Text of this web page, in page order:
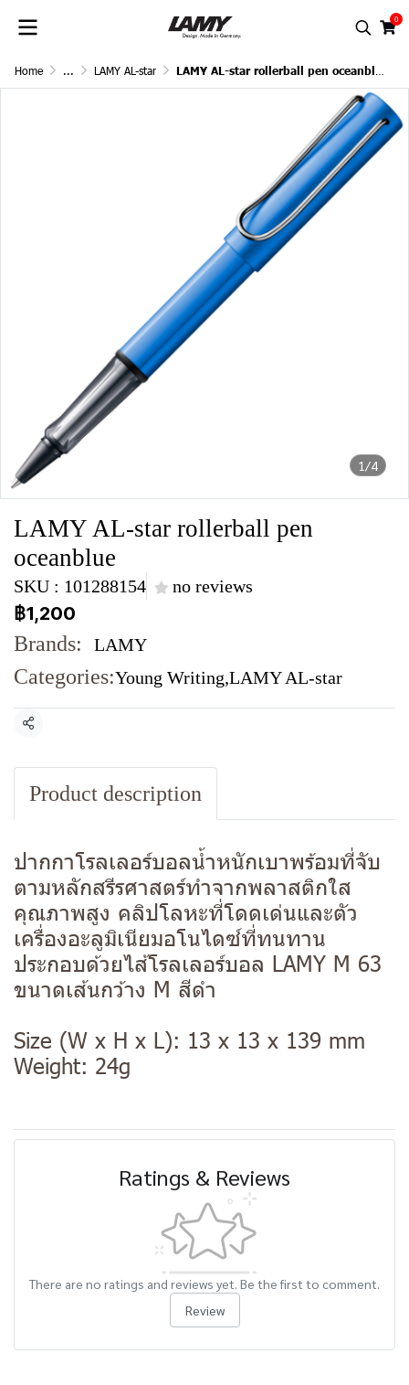
0
Home ... LAMY AL-star LAMY AL-star rollerball pen oceanblue
1/4
LAMY AL-star rollerball pen
oceanblue
SKU : 101288154 no reviews
฿1,200
Brands: LAMY
Categories:Young Writing,LAMY AL-star
Share
Product description
ปากกาโรลเลอร์บอลน้ำหนักเบาพร้อมที่จับ
ตามหลักสรีรศาสตร์ทำจากพลาสติกใส
คุณภาพสูง คลิปโลหะที่โดดเด่นและตัว
เครื่องอะลูมิเนียมอโนไดซ์ที่ทนทาน
ประกอบด้วยไส้โรลเลอร์บอล LAMY M 63
ขนาดเส้นกว้าง M สีดำ
Size (W x H x L): 13 x 13 x 139 mm
Weight: 24g
Ratings & Reviews
There are no ratings and reviews yet. Be the first to comment.
Review